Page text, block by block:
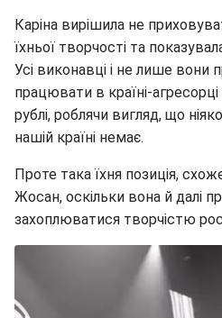
Каріна вирішила не
їхньої творчості та
Усі виконавці і не лише
працювати в країні-
рублі, роблячи вигляд, що
нашій країні немає.
Проте така їхня позиція,
Жосан, оскільки вона й далі
захоплюватися творчістю